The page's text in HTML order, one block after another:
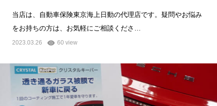
当店は、自動車保険東京海上日動の代理店です。疑問やお悩み
をお持ちの方は、お気軽にご相談くださ…
2023.03.26 60 view